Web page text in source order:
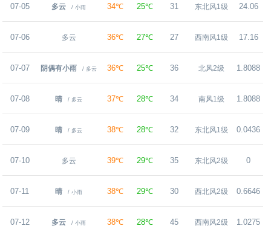
07-05 多云 / 小雨 34℃ 25℃ 31 东北风1级 24.06
07-06 多云 36℃ 27℃ 27 西南风1级 17.16
07-07 阴偶有小雨 / 多云 36℃ 25℃ 36 北风2级 1.8088
07-08 晴 / 多云 37℃ 28℃ 34 南风1级 1.8088
07-09 晴 / 多云 38℃ 28℃ 32 东北风1级 0.0436
07-10 多云 39℃ 29℃ 35 东北风2级 0
07-11 晴 / 小雨 38℃ 29℃ 30 西北风2级 0.6646
07-12 多云 / 小雨 38℃ 28℃ 45 西南风2级 1.0275